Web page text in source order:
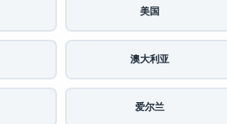
美国
澳大利亚
爱尔兰